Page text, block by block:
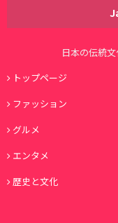
日本の伝統
トップページ
ファッション
グルメ
エンタメ
歴史と文化